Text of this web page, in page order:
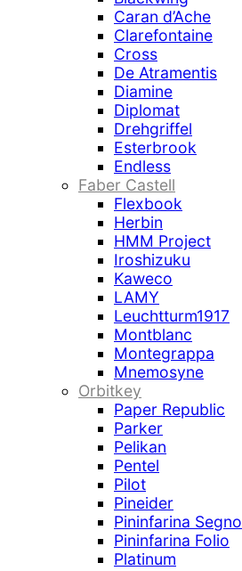
Caran d’Ache
Clarefontaine
Cross
De Atramentis
Diamine
Diplomat
Drehgriffel
Esterbrook
Endless
Faber Castell
Flexbook
Herbin
HMM Project
Iroshizuku
Kaweco
LAMY
Leuchtturm1917
Montblanc
Montegrappa
Mnemosyne
Orbitkey
Paper Republic
Parker
Pelikan
Pentel
Pilot
Pineider
Pininfarina Segno
Pininfarina Folio
Platinum